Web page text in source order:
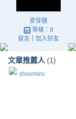
麥芽糖
等級：8
留言｜ 加入好友
文章推薦人 (1)
shouminc